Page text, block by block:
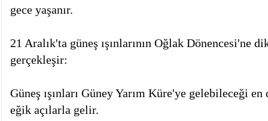
gece yaşanır.
21 Aralık'ta güneş ışınlarının Oğlak Dönencesi'ne
gerçekleşir:
Güneş ışınları Güney Yarım Küre'ye gelebileceği
eğik açılarla gelir.